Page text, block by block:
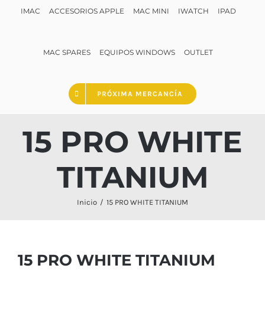
IMAC ACCESORIOS APPLE MAC MINI IWATCH IPAD
MAC SPARES EQUIPOS WINDOWS OUTLET
PRÓXIMA MERCANCÍA
15 PRO WHITE
TITANIUM
Inicio 15 PRO WHITE TITANIUM
15 PRO WHITE TITANIUM